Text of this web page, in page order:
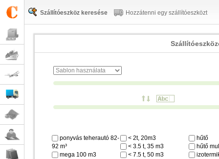
Szállítóeszköz keresése Hozzátenni egy szállítóeszközt
ponyvás teherautó 82-
92 m³
mega 100 m3
< 2t, 20m3
< 3.5 t, 35 m3
< 7.5 t, 50 m3
hűtő
hűtő